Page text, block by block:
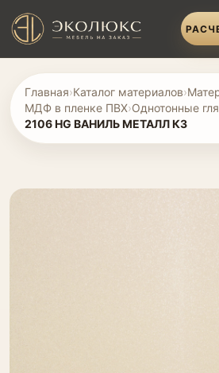
Главная›Каталог материалов›
МДФ в пленке ПВХ›Однотонные
2106 HG ВАНИЛЬ МЕТАЛЛ К3